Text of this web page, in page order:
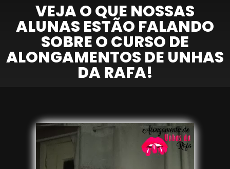
VEJA O QUE NOSSAS
ALUNAS ESTÃO FALANDO
SOBRE O CURSO DE
ALONGAMENTOS DE UNHAS
DA RAFA!